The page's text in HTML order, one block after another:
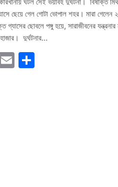
ছেয়ে গেল গোটা ভোপাল শহর। মারা গেলেন ২
গ্যাসের ছোবলে পঙ্গু হয়ে, সারাজীবনের
দুর্ঘটনার…
EmailShare